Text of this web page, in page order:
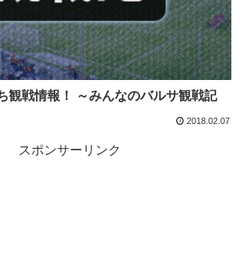
観戦情報！ ～みんなのバルサ観戦記
2018.02.07
スポンサーリンク